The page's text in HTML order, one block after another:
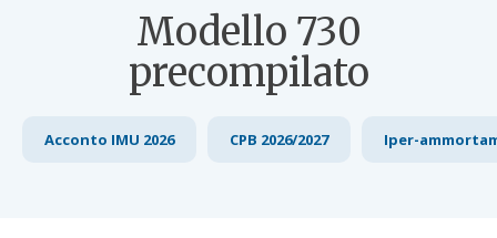
Modello 730
precompilato
Acconto IMU 2026 CPB 2026/2027 Iper-